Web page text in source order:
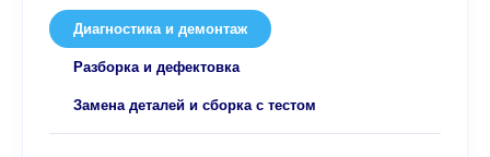
Диагностика и демонтаж
Разборка и дефектовка
Замена деталей и сборка с тестом